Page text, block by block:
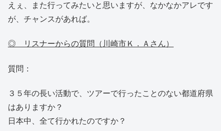
えぇ、また行ってみたいと思いますが、なかなかアレです
が、チャンスがあれば。
◎ リスナーからの質問（川崎市Ｋ．Ａさん）
質問：
３５年の長い活動で、ツアーで行ったことのない都道府県
はありますか？
日本中、全て行かれたのですか？